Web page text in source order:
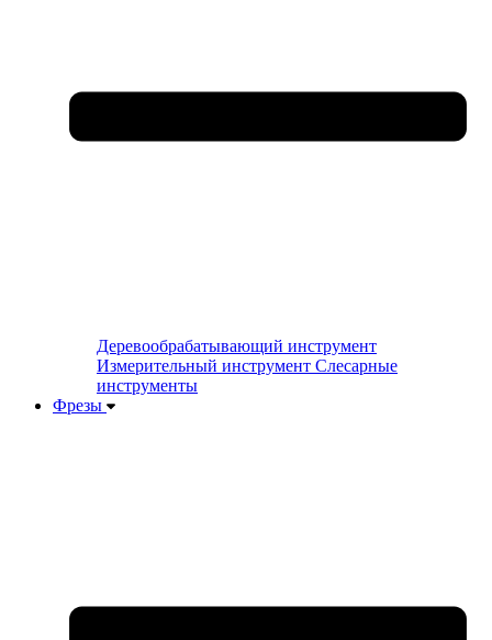
Деревообрабатывающий инструмент
Измерительный инструмент Слесарные
инструменты
Фрезы